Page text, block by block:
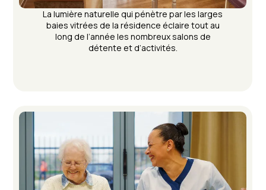
La lumière naturelle qui pénètre par les larges
baies vitrées de la résidence éclaire tout au
long de l’année les nombreux salons de
détente et d’activités.